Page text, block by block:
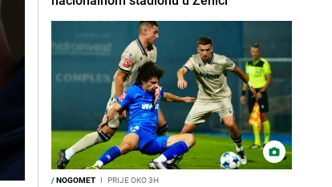
/NOGOMET I PRIJE OKO 3H